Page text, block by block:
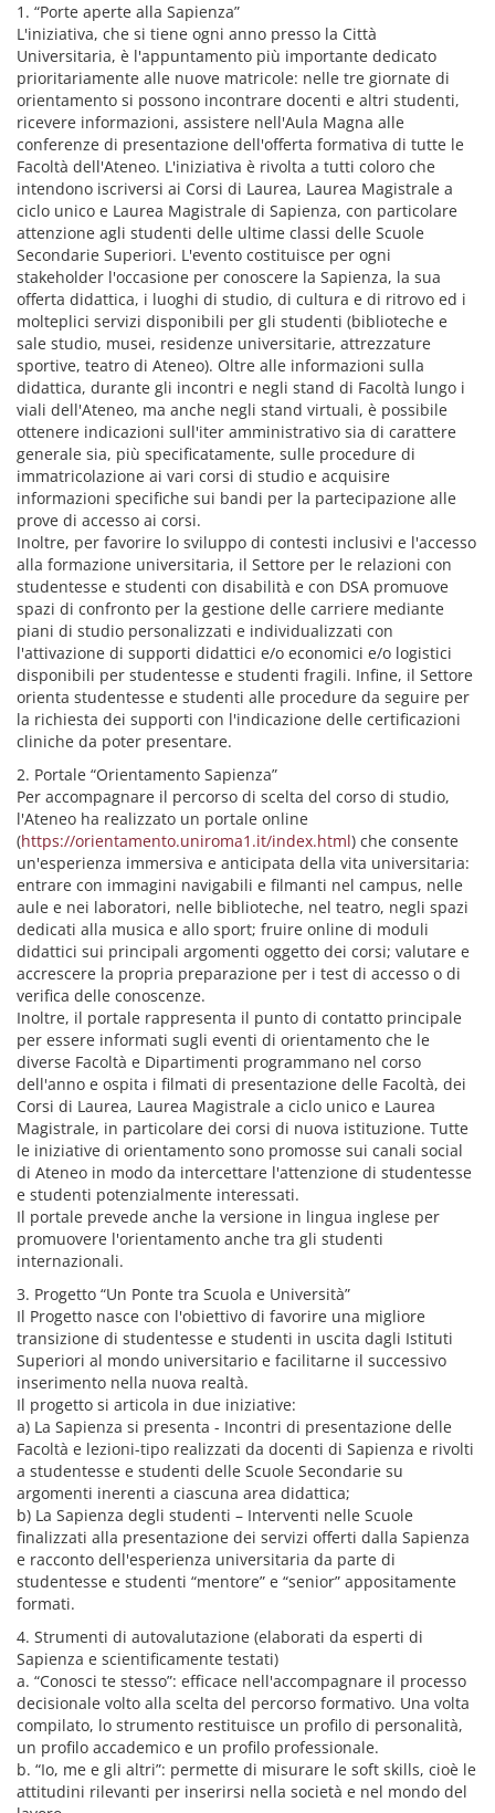
1. “Porte aperte alla Sapienza”
L'iniziativa, che si tiene ogni anno presso la Città
Universitaria, è l'appuntamento più importante dedicato
prioritariamente alle nuove matricole: nelle tre giornate di
orientamento si possono incontrare docenti e altri studenti,
ricevere informazioni, assistere nell'Aula Magna alle
conferenze di presentazione dell'offerta formativa di tutte le
Facoltà dell'Ateneo. L'iniziativa è rivolta a tutti coloro che
intendono iscriversi ai Corsi di Laurea, Laurea Magistrale a
ciclo unico e Laurea Magistrale di Sapienza, con particolare
attenzione agli studenti delle ultime classi delle Scuole
Secondarie Superiori. L'evento costituisce per ogni
stakeholder l'occasione per conoscere la Sapienza, la sua
offerta didattica, i luoghi di studio, di cultura e di ritrovo ed i
molteplici servizi disponibili per gli studenti (biblioteche e
sale studio, musei, residenze universitarie, attrezzature
sportive, teatro di Ateneo). Oltre alle informazioni sulla
didattica, durante gli incontri e negli stand di Facoltà lungo i
viali dell'Ateneo, ma anche negli stand virtuali, è possibile
ottenere indicazioni sull'iter amministrativo sia di carattere
generale sia, più specificatamente, sulle procedure di
immatricolazione ai vari corsi di studio e acquisire
informazioni specifiche sui bandi per la partecipazione alle
prove di accesso ai corsi.
Inoltre, per favorire lo sviluppo di contesti inclusivi e l'accesso
alla formazione universitaria, il Settore per le relazioni con
studentesse e studenti con disabilità e con DSA promuove
spazi di confronto per la gestione delle carriere mediante
piani di studio personalizzati e individualizzati con
l'attivazione di supporti didattici e/o economici e/o logistici
disponibili per studentesse e studenti fragili. Infine, il Settore
orienta studentesse e studenti alle procedure da seguire per
la richiesta dei supporti con l'indicazione delle certificazioni
cliniche da poter presentare.
2. Portale “Orientamento Sapienza”
Per accompagnare il percorso di scelta del corso di studio,
l'Ateneo ha realizzato un portale online
(https://orientamento.uniroma1.it/index.html) che consente
un'esperienza immersiva e anticipata della vita universitaria:
entrare con immagini navigabili e filmanti nel campus, nelle
aule e nei laboratori, nelle biblioteche, nel teatro, negli spazi
dedicati alla musica e allo sport; fruire online di moduli
didattici sui principali argomenti oggetto dei corsi; valutare e
accrescere la propria preparazione per i test di accesso o di
verifica delle conoscenze.
Inoltre, il portale rappresenta il punto di contatto principale
per essere informati sugli eventi di orientamento che le
diverse Facoltà e Dipartimenti programmano nel corso
dell'anno e ospita i filmati di presentazione delle Facoltà, dei
Corsi di Laurea, Laurea Magistrale a ciclo unico e Laurea
Magistrale, in particolare dei corsi di nuova istituzione. Tutte
le iniziative di orientamento sono promosse sui canali social
di Ateneo in modo da intercettare l'attenzione di studentesse
e studenti potenzialmente interessati.
Il portale prevede anche la versione in lingua inglese per
promuovere l'orientamento anche tra gli studenti
internazionali.
3. Progetto “Un Ponte tra Scuola e Università”
Il Progetto nasce con l'obiettivo di favorire una migliore
transizione di studentesse e studenti in uscita dagli Istituti
Superiori al mondo universitario e facilitarne il successivo
inserimento nella nuova realtà.
Il progetto si articola in due iniziative:
a) La Sapienza si presenta - Incontri di presentazione delle
Facoltà e lezioni-tipo realizzati da docenti di Sapienza e rivolti
a studentesse e studenti delle Scuole Secondarie su
argomenti inerenti a ciascuna area didattica;
b) La Sapienza degli studenti – Interventi nelle Scuole
finalizzati alla presentazione dei servizi offerti dalla Sapienza
e racconto dell'esperienza universitaria da parte di
studentesse e studenti “mentore” e “senior” appositamente
formati.
4. Strumenti di autovalutazione (elaborati da esperti di
Sapienza e scientificamente testati)
a. “Conosci te stesso”: efficace nell'accompagnare il processo
decisionale volto alla scelta del percorso formativo. Una volta
compilato, lo strumento restituisce un profilo di personalità,
un profilo accademico e un profilo professionale.
b. “Io, me e gli altri”: permette di misurare le soft skills, cioè le
attitudini rilevanti per inserirsi nella società e nel mondo del